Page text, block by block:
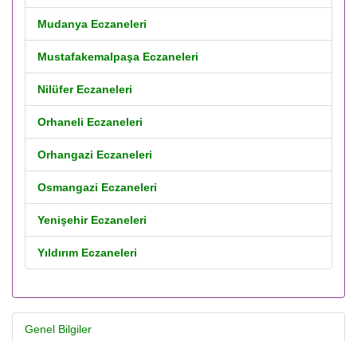
Mudanya Eczaneleri
Mustafakemalpaşa Eczaneleri
Nilüfer Eczaneleri
Orhaneli Eczaneleri
Orhangazi Eczaneleri
Osmangazi Eczaneleri
Yenişehir Eczaneleri
Yıldırım Eczaneleri
Genel Bilgiler